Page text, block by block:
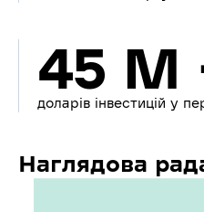
45 M
доларів інвестицій у
Наглядова